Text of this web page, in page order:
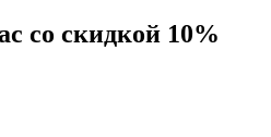
со скидкой 10%